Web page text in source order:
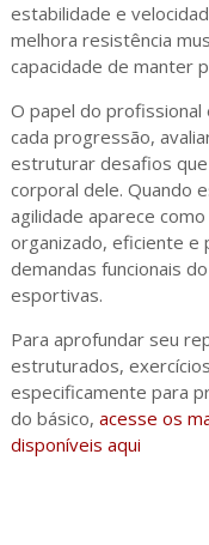
estabilidade e
melhora resistência
capacidade de manter
O papel do
cada progressão,
estruturar desafios
corporal dele. Quando
agilidade aparece
organizado, eficiente e
demandas funcionais
esportivas.
Para aprofundar seu
estruturados,
especificamente para
do básico, acesse os
disponíveis aqui